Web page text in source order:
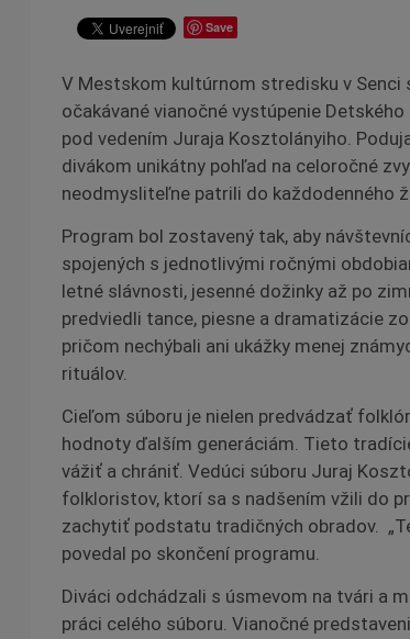
Save
V Mestskom kultúrnom stredisku v Senci
očakávané vianočné vystúpenie
pod vedením Juraja Kosztolányiho.
divákom unikátny pohľad na celoročné
neodmysliteľne patrili do každodenného
Program bol zostavený tak, aby
spojených s jednotlivými ročnými
letné slávnosti, jesenné dožinky až po
predviedli tance, piesne a dramatizácie
pričom nechýbali ani ukážky menej
rituálov.
Cieľom súboru je nielen predvádzať
hodnoty ďalším generáciám. Tieto
vážiť a chrániť. Vedúci súboru Juraj
folkloristov, ktorí sa s nadšením vžili do
zachytiť podstatu tradičných obradov.
povedal po skončení programu.
Diváci odchádzali s úsmevom na tvári a
práci celého súboru. Vianočné